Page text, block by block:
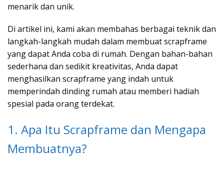
menarik dan unik.
Di artikel ini, kami akan membahas berbagai teknik dan
langkah-langkah mudah dalam membuat scrapframe
yang dapat Anda coba di rumah. Dengan bahan-bahan
sederhana dan sedikit kreativitas, Anda dapat
menghasilkan scrapframe yang indah untuk
memperindah dinding rumah atau memberi hadiah
spesial pada orang terdekat.
1. Apa Itu Scrapframe dan Mengapa
Membuatnya?